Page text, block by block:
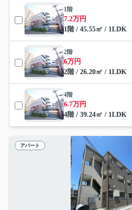
1階
7.2万円
1階 / 45.55㎡ / 1LDK
2階
6万円
2階 / 26.20㎡ / 1LDK
4階
6.7万円
4階 / 39.24㎡ / 1LDK
アパート